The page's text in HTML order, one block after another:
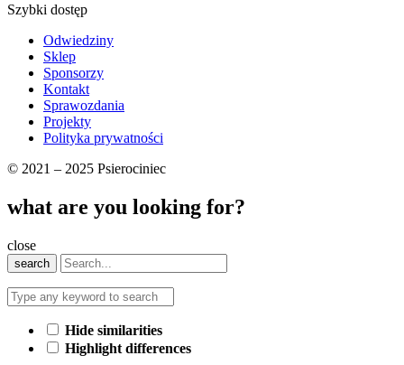
Szybki dostęp
Odwiedziny
Sklep
Sponsorzy
Kontakt
Sprawozdania
Projekty
Polityka prywatności
© 2021 – 2025 Psierociniec
what are you looking for?
close
search
Hide similarities
Highlight differences